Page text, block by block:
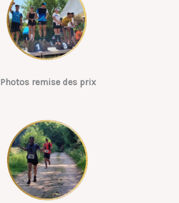
Photos remise des prix